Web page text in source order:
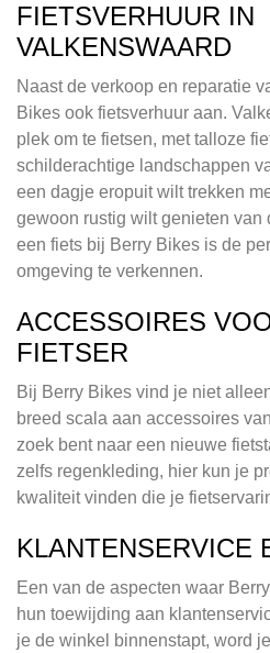
FIETSVERHUUR IN
VALKENSWAARD
Naast de verkoop en reparatie
Bikes ook fietsverhuur aan.
plek om te fietsen, met talloze
schilderachtige landschappen
een dagje eropuit wilt trekken
gewoon rustig wilt genieten van
een fiets bij Berry Bikes is de
omgeving te verkennen.
ACCESSOIRES
FIETSER
Bij Berry Bikes vind je niet
breed scala aan accessoires
zoek bent naar een nieuwe
zelfs regenkleding, hier kun je
kwaliteit vinden die je
KLANTENSERVICE
Een van de aspecten waar
hun toewijding aan
je de winkel binnenstapt, word